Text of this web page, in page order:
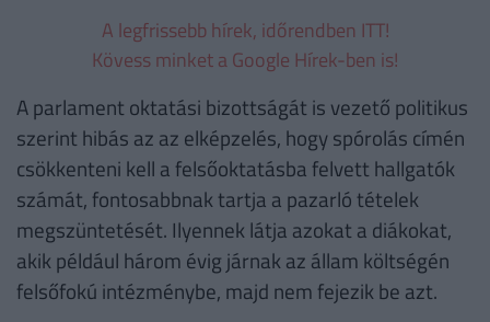
A legfrissebb hírek, időrendben ITT!
Kövess minket a Google Hírek-ben is!
A parlament oktatási bizottságát is vezető politikus
szerint hibás az az elképzelés, hogy spórolás címén
csökkenteni kell a felsőoktatásba felvett hallgatók
számát, fontosabbnak tartja a pazarló tételek
megszüntetését. Ilyennek látja azokat a diákokat,
akik például három évig járnak az állam költségén
felsőfokú intézménybe, majd nem fejezik be azt.